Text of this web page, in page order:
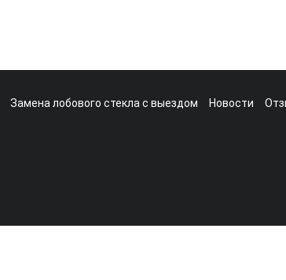
Замена лобового стекла с выездом Новости